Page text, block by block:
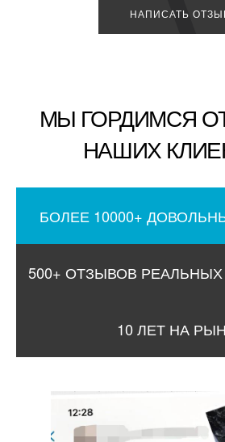
НАПИСАТЬ
МЫ ГОРДИМСЯ
НАШИХ
БОЛЕЕ 10000+
500+ ОТЗЫВОВ
10 ЛЕТ НА